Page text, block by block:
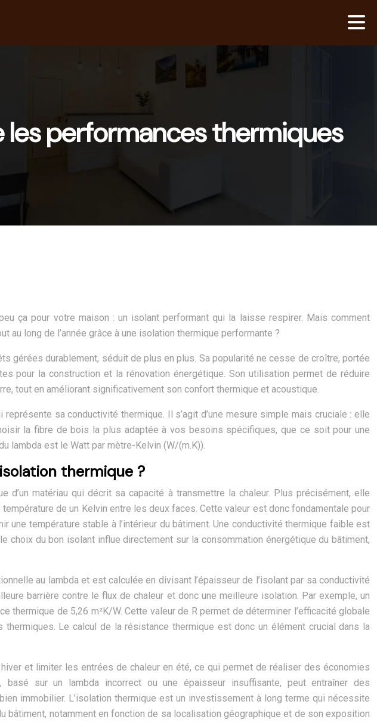
performances thermiques
ça pour votre maison : un isolant performant qui la laisse respirer. Mais comment
au long de l’année grâce à une isolation thermique performante ?
gérées durablement, séduit de plus en plus. Sa popularité ne cesse de croître, portée
pour la construction et la rénovation énergétique. Son utilisation permet de réduire
tout en améliorant significativement son confort thermique et acoustique.
sa conductivité thermique. Il s’agit d’une mesure simple mais cruciale : elle
la fibre de bois la plus adaptée à vos besoins spécifiques, que ce soit pour une
lambda est le Watt par mètre-Kelvin (W/(m.K)).
thermique ?
matériau qui décrit sa capacité à transmettre la chaleur. Plus précisément, elle
de un Kelvin entre les deux faces. Cette valeur est donc fondamentale pour
une température stable à l’intérieur du bâtiment. Une conductivité thermique faible est
choix du bon isolant influe directement sur la consommation énergétique du bâtiment,
au lambda et est calculée en divisant l’épaisseur de l’isolant par sa conductivité
barrière contre le flux de chaleur et donc une meilleure isolation. Par exemple, un
thermique de 5,26 m²K/W. Cette valeur de R permet de déterminer l’efficacité globale
Le calcul de la résistance thermique est donc un élément crucial dans la
et limiter les entrées de chaleur en été, ce qui permet de réaliser des économies
basé sur un lambda incorrect ou une épaisseur insuffisante, peut entraîner des
immobilier. L’isolation thermique est un investissement à long terme qui nécessite
notamment en fonction de sa localisation géographique et de son exposition